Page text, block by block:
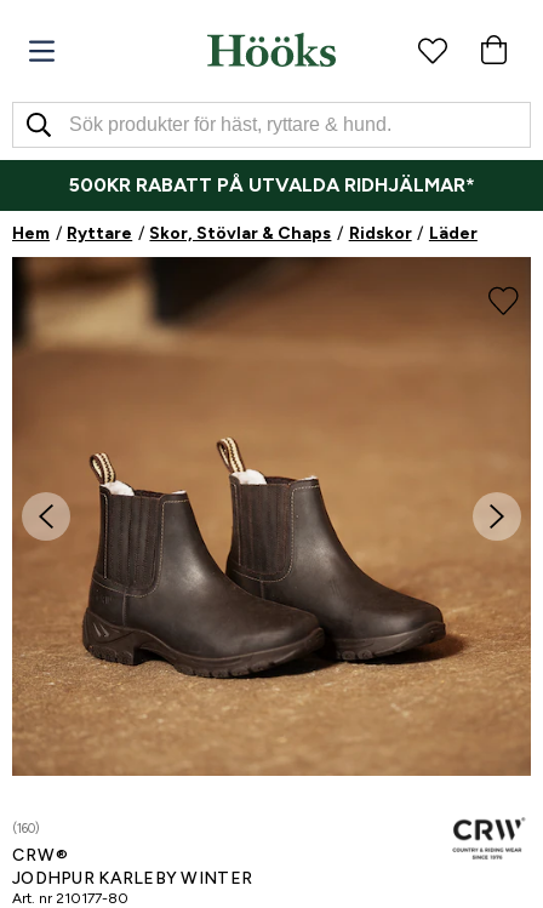
500KR RABATT PÅ UTVALDA RIDHJÄLMAR*
Hem Ryttare Skor, Stövlar & Chaps Ridskor Läder
(160)
CRW®
JODHPUR KARLEBY WINTER
Art. nr 210177-80